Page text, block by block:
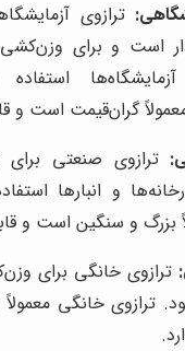
ترازوی
است و برای
گران‌قیمت است و
ترازوی صنعتی
و انبارها
بزرگ و سنگین است و
ترازوی خانگی برای
ترازوی خانگی